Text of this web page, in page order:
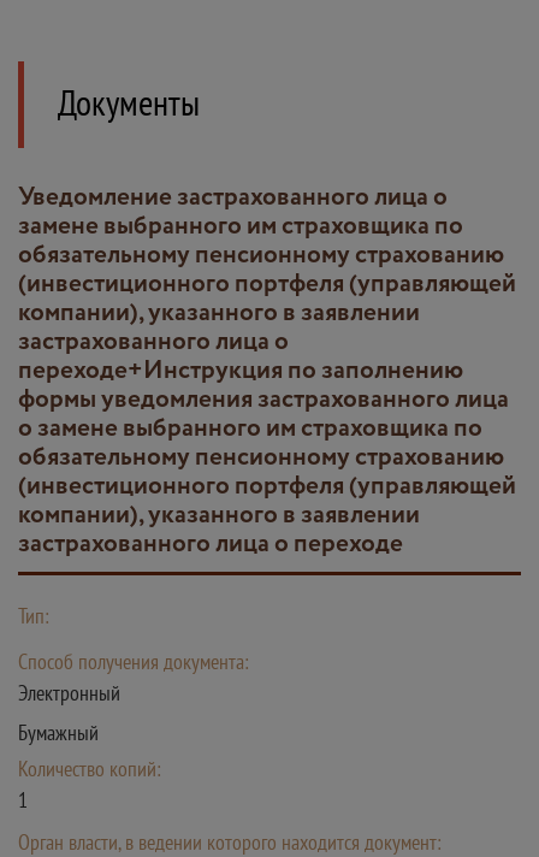
Документы
Уведомление застрахованного лица о
замене выбранного им страховщика по
обязательному пенсионному страхованию
(инвестиционного портфеля (управляющей
компании), указанного в заявлении
застрахованного лица о
переходе+Инструкция по заполнению
формы уведомления застрахованного лица
о замене выбранного им страховщика по
обязательному пенсионному страхованию
(инвестиционного портфеля (управляющей
компании), указанного в заявлении
застрахованного лица о переходе
Тип:
Способ получения документа:
Электронный
Бумажный
Количество копий:
1
Орган власти, в ведении которого находится документ: